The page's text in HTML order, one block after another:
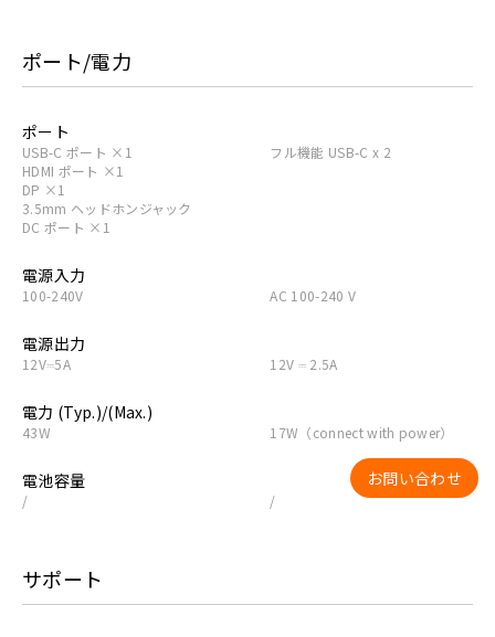
ポート/電力
ポート
USB-C ポート ×1
HDMI ポート ×1
DP ×1
3.5mm ヘッドホンジャック
DC ポート ×1
フル機能 USB-C x 2
電源入力
100-240V AC 100-240 V
電源出力
12V⎓5A 12V ⎓ 2.5A
電力 (Typ.)/(Max.)
43W 17W（connect with power）
電池容量
/ /
サポート
お問い合わせ